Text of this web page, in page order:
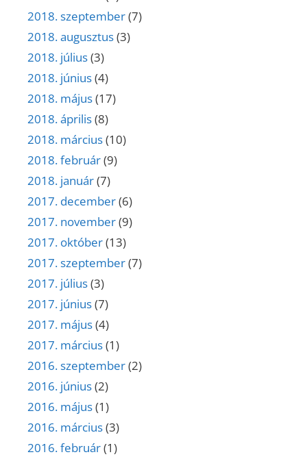
2018. szeptember(7)
2018. augusztus(3)
2018. július(3)
2018. június(4)
2018. május(17)
2018. április(8)
2018. március(10)
2018. február(9)
2018. január(7)
2017. december(6)
2017. november(9)
2017. október(13)
2017. szeptember(7)
2017. július(3)
2017. június(7)
2017. május(4)
2017. március(1)
2016. szeptember(2)
2016. június(2)
2016. május(1)
2016. március(3)
2016. február(1)